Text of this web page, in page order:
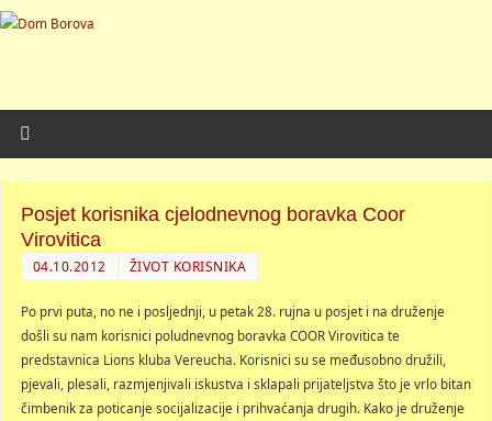
Posjet korisnika cjelodnevnog boravka Coor
Virovitica
04.10.2012 ŽIVOT KORISNIKA
Po prvi puta, no ne i posljednji, u petak 28. rujna u posjet i na druženje
došli su nam korisnici poludnevnog boravka COOR Virovitica te
predstavnica Lions kluba Vereucha. Korisnici su se međusobno družili,
pjevali, plesali, razmjenjivali iskustva i sklapali prijateljstva što je vrlo bitan
čimbenik za poticanje socijalizacije i prihvaćanja drugih. Kako je druženje